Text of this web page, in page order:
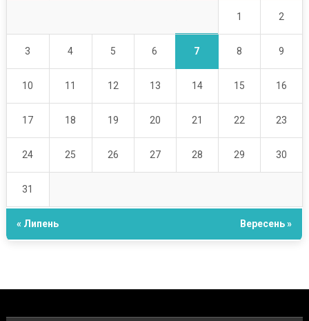
1 2
3 4 5 6 7 8 9
10 11 12 13 14 15 16
17 18 19 20 21 22 23
24 25 26 27 28 29 30
31
« Липень Вересень »